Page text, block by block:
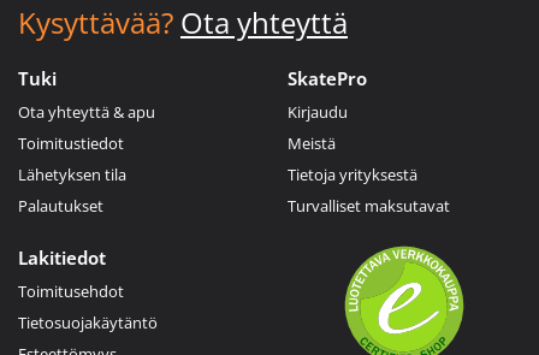
Kysyttävää? Ota yhteyttä
Tuki
Ota yhteyttä & apu
Toimitustiedot
Lähetyksen tila
Palautukset
SkatePro
Kirjaudu
Meistä
Tietoja yrityksestä
Turvalliset maksutavat
Lakitiedot
Toimitusehdot
Tietosuojakäytäntö